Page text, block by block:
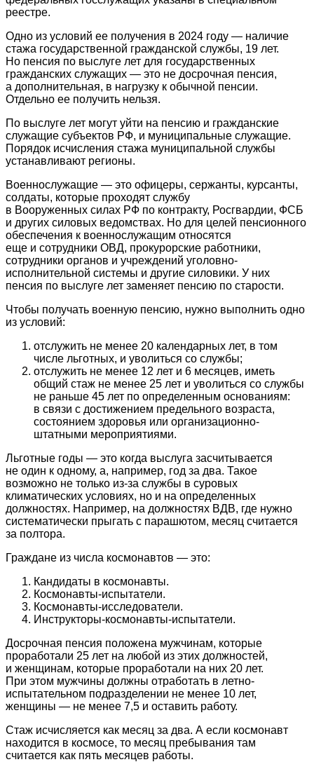
реестре.
Одно из условий ее получения в 2024 году — наличие
стажа государственной гражданской службы, 19 лет.
Но пенсия по выслуге лет для государственных
гражданских служащих — это не досрочная пенсия,
а дополнительная, в нагрузку к обычной пенсии.
Отдельно ее получить нельзя.
По выслуге лет могут уйти на пенсию и гражданские
служащие субъектов РФ, и муниципальные служащие.
Порядок исчисления стажа муниципальной службы
устанавливают регионы.
Военнослужащие — это офицеры, сержанты, курсанты,
солдаты, которые проходят службу
в Вооруженных силах РФ по контракту, Росгвардии, ФСБ
и других силовых ведомствах. Но для целей пенсионного
обеспечения к военнослужащим относятся
еще и сотрудники ОВД, прокурорские работники,
сотрудники органов и учреждений уголовно-
исполнительной системы и другие силовики. У них
пенсия по выслуге лет заменяет пенсию по старости.
Чтобы получать военную пенсию, нужно выполнить одно
из условий:
отслужить не менее 20 календарных лет, в том
числе льготных, и уволиться со службы;
отслужить не менее 12 лет и 6 месяцев, иметь
общий стаж не менее 25 лет и уволиться со службы
не раньше 45 лет по определенным основаниям:
в связи с достижением предельного возраста,
состоянием здоровья или организационно-
штатными мероприятиями.
Льготные годы — это когда выслуга засчитывается
не один к одному, а, например, год за два. Такое
возможно не только из-за службы в суровых
климатических условиях, но и на определенных
должностях. Например, на должностях ВДВ, где нужно
систематически прыгать с парашютом, месяц считается
за полтора.
Граждане из числа космонавтов — это:
Кандидаты в космонавты.
Космонавты-испытатели.
Космонавты-исследователи.
Инструкторы-космонавты-испытатели.
Досрочная пенсия положена мужчинам, которые
проработали 25 лет на любой из этих должностей,
и женщинам, которые проработали на них 20 лет.
При этом мужчины должны отработать в летно-
испытательном подразделении не менее 10 лет,
женщины — не менее 7,5 и оставить работу.
Стаж исчисляется как месяц за два. А если космонавт
находится в космосе, то месяц пребывания там
считается как пять месяцев работы.